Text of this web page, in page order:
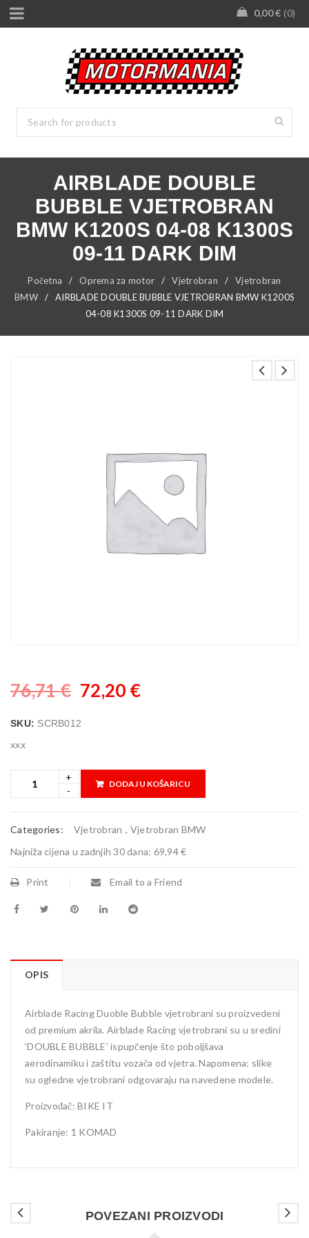
0,00€ 0
AIRBLADE DOUBLE
BUBBLE VJETROBRAN
BMW K1200S 04-08 K1300S
09-11 DARK DIM
Početna / Oprema za motor / Vjetrobran /
Vjetrobran
BMW
/
AIRBLADE DOUBLE BUBBLE VJETROBRAN BMW K1200S
04-08 K1300S 09-11 DARK DIM
76,71€ 72,20 €
SKU: SCRB012
xxx
DODAJ U KOŠARICU
Categories: Vjetrobran , Vjetrobran BMW
Najniža cijena u zadnjih 30 dana: 69,94 €
Print Email to a Friend
OPIS
Airblade Racing Duoble Bubble vjetrobrani su proizvedeni
od premium akrila. Airblade Racing vjetrobrani su u sredini
‘DOUBLE BUBBLE’ ispupčenje što poboljšava
aerodinamiku i zaštitu vozača od vjetra. Napomena: slike
su ogledne vjetrobrani odgovaraju na navedene modele.
Proizvođač: BIKE IT
Pakiranje: 1 KOMAD
POVEZANI PROIZVODI